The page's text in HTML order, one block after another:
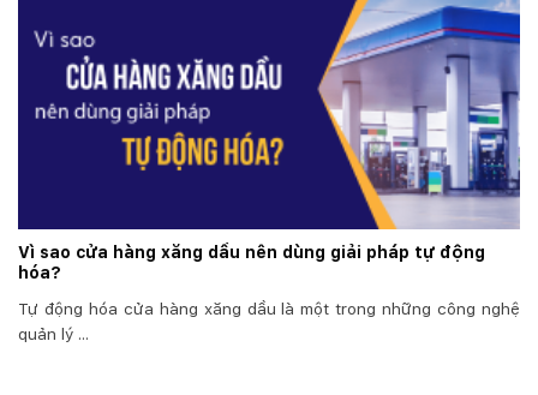
Vì sao cửa hàng xăng dầu nên dùng giải pháp tự động
hóa?
Tự động hóa cửa hàng xăng dầu là một trong những công nghệ
quản lý ...